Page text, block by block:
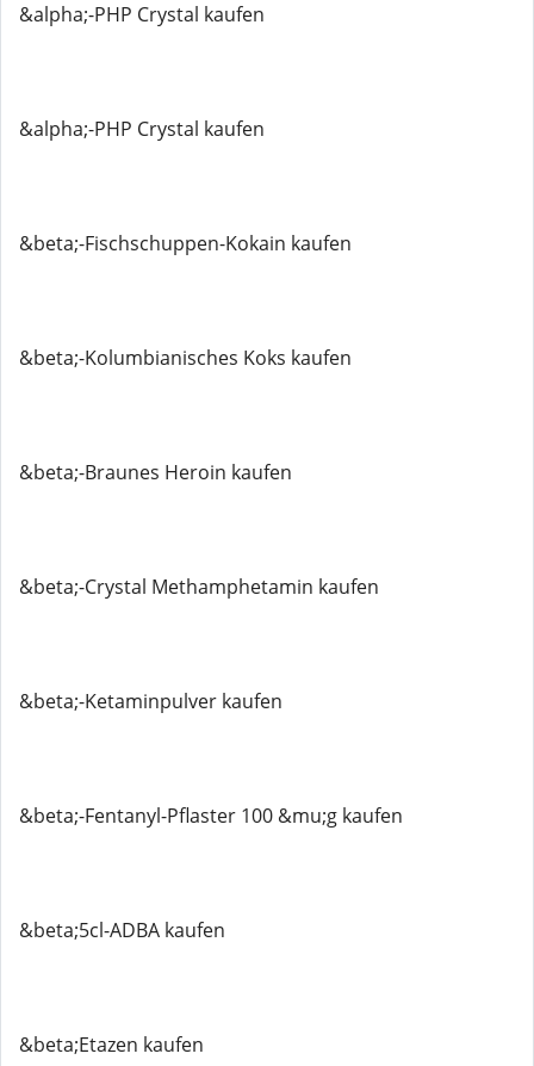
&alpha;-PHP Crystal kaufen
&alpha;-PHP Crystal kaufen
&beta;-Fischschuppen-Kokain kaufen
&beta;-Kolumbianisches Koks kaufen
&beta;-Braunes Heroin kaufen
&beta;-Crystal Methamphetamin kaufen
&beta;-Ketaminpulver kaufen
&beta;-Fentanyl-Pflaster 100 &mu;g kaufen
&beta;5cl-ADBA kaufen
&beta;Etazen kaufen